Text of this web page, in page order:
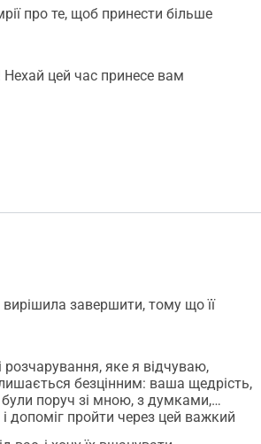
молодим сім'ям і
і арт-терапевт),
підтримати мене в цій
і знайду особливий спосіб
femeile-intelepte-si-mamele-care-dau-
про те, щоб принести більше
цей час принесе вам
завершити, тому що її
яке я відчуваю,
безцінним: ваша щедрість,
були поруч зі мною, з думками,
допоміг пройти через цей важкий